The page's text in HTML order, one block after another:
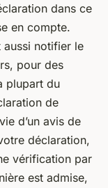
dans ce
en compte.
notifier le
pour des
plupart du
de
d’un avis de
déclaration,
vérification par
est admise,